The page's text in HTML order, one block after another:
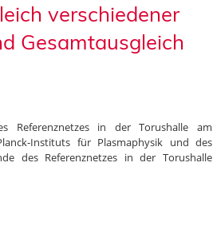
verschiedener
Gesamtausgleich
Referenznetzes in der Torushalle am
Instituts für Plasmaphysik und des
des Referenznetzes in der Torushalle